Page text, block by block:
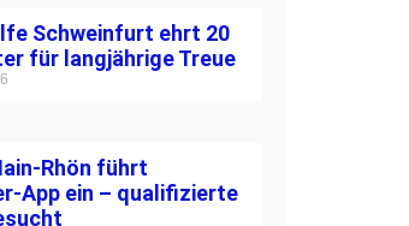
Schweinfurt ehrt 20
für langjährige Treue
Rhön führt
App ein – qualifizierte